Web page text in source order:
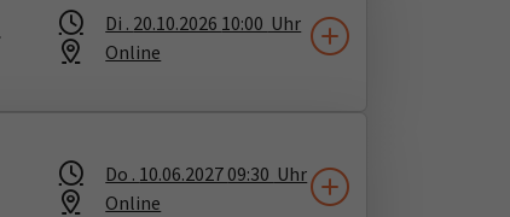
Di . 20.10.2026 10:00 Uhr
Online
Do . 10.06.2027 09:30 Uhr
Online